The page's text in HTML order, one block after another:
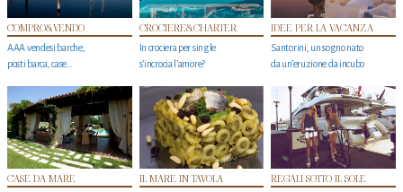
COMPRO&VENDO
AAA vendesi barche,
posti barca, case…
CROCIERE&CHARTER
In crociera per single
s'incrocia l’amore?
IDEE PER LA VACANZA
Santorini, un sogno nato
da un’eruzione da incubo
CASE DA MARE IL MARE IN TAVOLA REGALI SOTTO IL SOLE